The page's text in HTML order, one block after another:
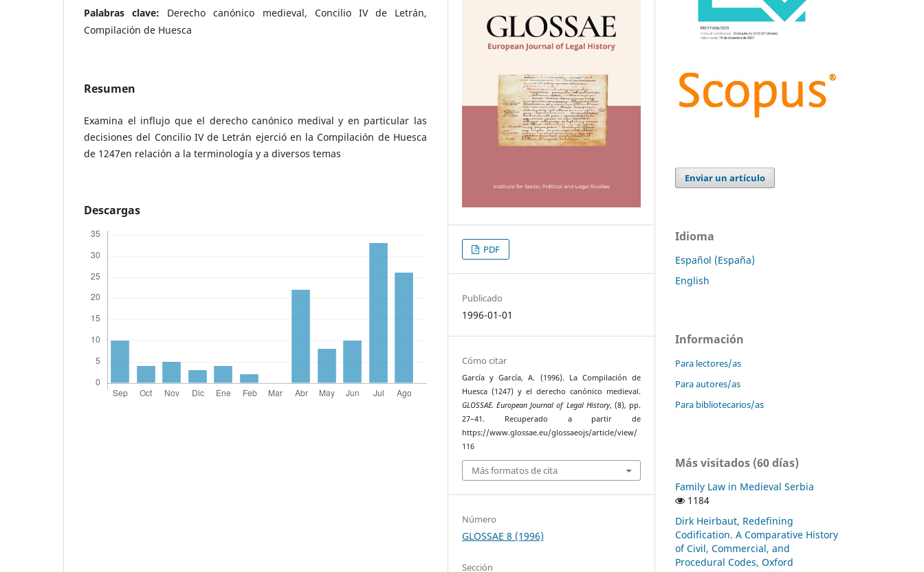
Palabras clave: Derecho canónico medieval, Concilio IV de Letrán,
Compilación de Huesca
Resumen
Examina el influjo que el derecho canónico medival y en particular las
decisiones del Concilio IV de Letrán ejerció en la Compilación de Huesca
de 1247en relación a la terminología y a diversos temas
Descargas
PDF
Publicado
1996-01-01
Cómo citar
García y García, A. (1996). La Compilación de
Huesca (1247) y el derecho canónico medieval.
GLOSSAE. European Journal of Legal History, (8), pp.
27–41. Recuperado a partir de
https://www.glossae.eu/glossaeojs/article/view/
116
Más formatos de cita
Número
GLOSSAE 8 (1996)
Sección
Enviar un artículo
Idioma
Español (España)
English
Información
Para lectores/as
Para autores/as
Para bibliotecarios/as
Más visitados (60 días)
Family Law in Medieval Serbia
1184
Dirk Heirbaut, Redefining
Codification. A Comparative History
of Civil, Commercial, and
Procedural Codes, Oxford